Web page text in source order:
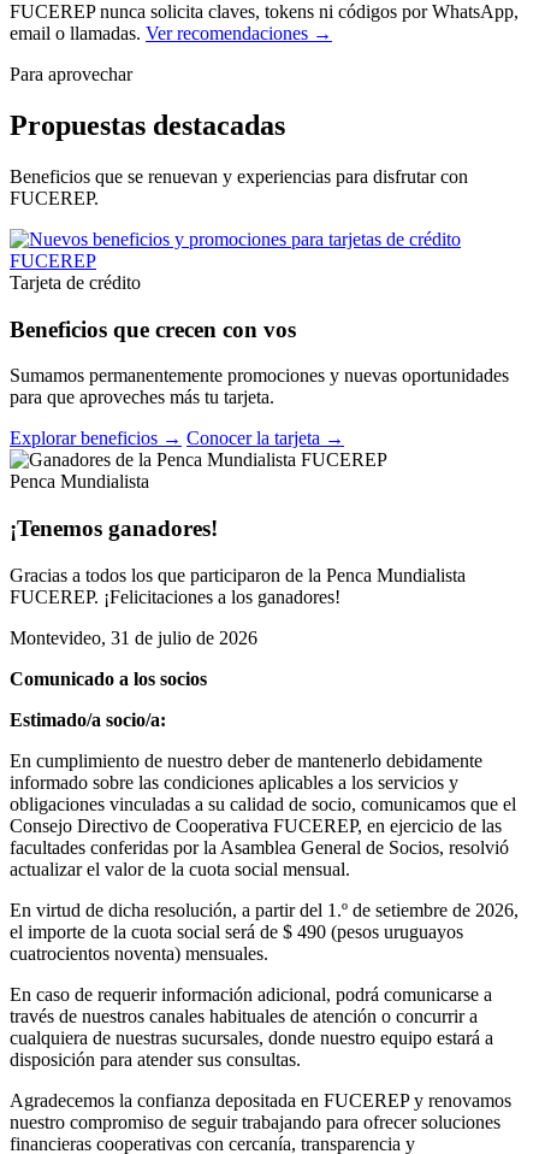
FUCEREP nunca solicita claves, tokens ni códigos por WhatsApp,
email o llamadas. Ver recomendaciones →
Para aprovechar
Propuestas destacadas
Beneficios que se renuevan y experiencias para disfrutar con
FUCEREP.
Tarjeta de crédito
Beneficios que crecen con vos
Sumamos permanentemente promociones y nuevas oportunidades
para que aproveches más tu tarjeta.
Explorar beneficios → Conocer la tarjeta →
Penca Mundialista
¡Tenemos ganadores!
Gracias a todos los que participaron de la Penca Mundialista
FUCEREP. ¡Felicitaciones a los ganadores!
Montevideo, 31 de julio de 2026
Comunicado a los socios
Estimado/a socio/a:
En cumplimiento de nuestro deber de mantenerlo debidamente
informado sobre las condiciones aplicables a los servicios y
obligaciones vinculadas a su calidad de socio, comunicamos que el
Consejo Directivo de Cooperativa FUCEREP, en ejercicio de las
facultades conferidas por la Asamblea General de Socios, resolvió
actualizar el valor de la cuota social mensual.
En virtud de dicha resolución, a partir del 1.º de setiembre de 2026,
el importe de la cuota social será de $ 490 (pesos uruguayos
cuatrocientos noventa) mensuales.
En caso de requerir información adicional, podrá comunicarse a
través de nuestros canales habituales de atención o concurrir a
cualquiera de nuestras sucursales, donde nuestro equipo estará a
disposición para atender sus consultas.
Agradecemos la confianza depositada en FUCEREP y renovamos
nuestro compromiso de seguir trabajando para ofrecer soluciones
financieras cooperativas con cercanía, transparencia y